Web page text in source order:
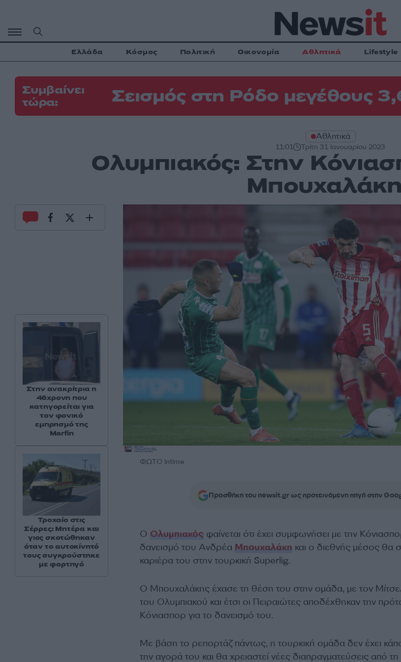
περιεχόμενο
Ελλάδα Κόσμος Πολιτική Οικονομία Αθλητικά Lifestyle
Συμβαίνει
τώρα:
Σεισμός στη Ρόδο μεγέθους
Αθλητικά
11:01 Τρίτη 31 Ιανουαρίου 2023
Ολυμπιακός: Στην
ΦΩΤΟ Intime
Προσθήκη του newsit.gr ως προτεινόμενη πηγή στην
Ο Ολυμπιακός φαίνεται ότι έχει συμφωνήσει με την
δανεισμό του Ανδρέα Μπουχαλάκη και ο διεθνής μέσος θα
καριέρα του στην τουρκική Superlig.
Ο Μπουχαλάκης έχασε τη θέση του στην ομάδα, με τον
του Ολυμπιακού και έτσι οι Πειραιώτες αποδέχθηκαν την
Κόνιασπορ για το δανεισμό του.
Με βάση το ρεπορτάζ πάντως, η τουρκική ομάδα δεν έχει
την αγορά του και θα χρειαστεί νέες διαπραγματεύσεις από
Στην ανακρίτρια η
46χρονη που
κατηγορείται για
τον φονικό
εμπρησμό της
Marfin
Τροχαίο στις
Σέρρες: Μητέρα και
γιος σκοτώθηκαν
όταν το αυτοκίνητό
τους συγκρούστηκε
με φορτηγό